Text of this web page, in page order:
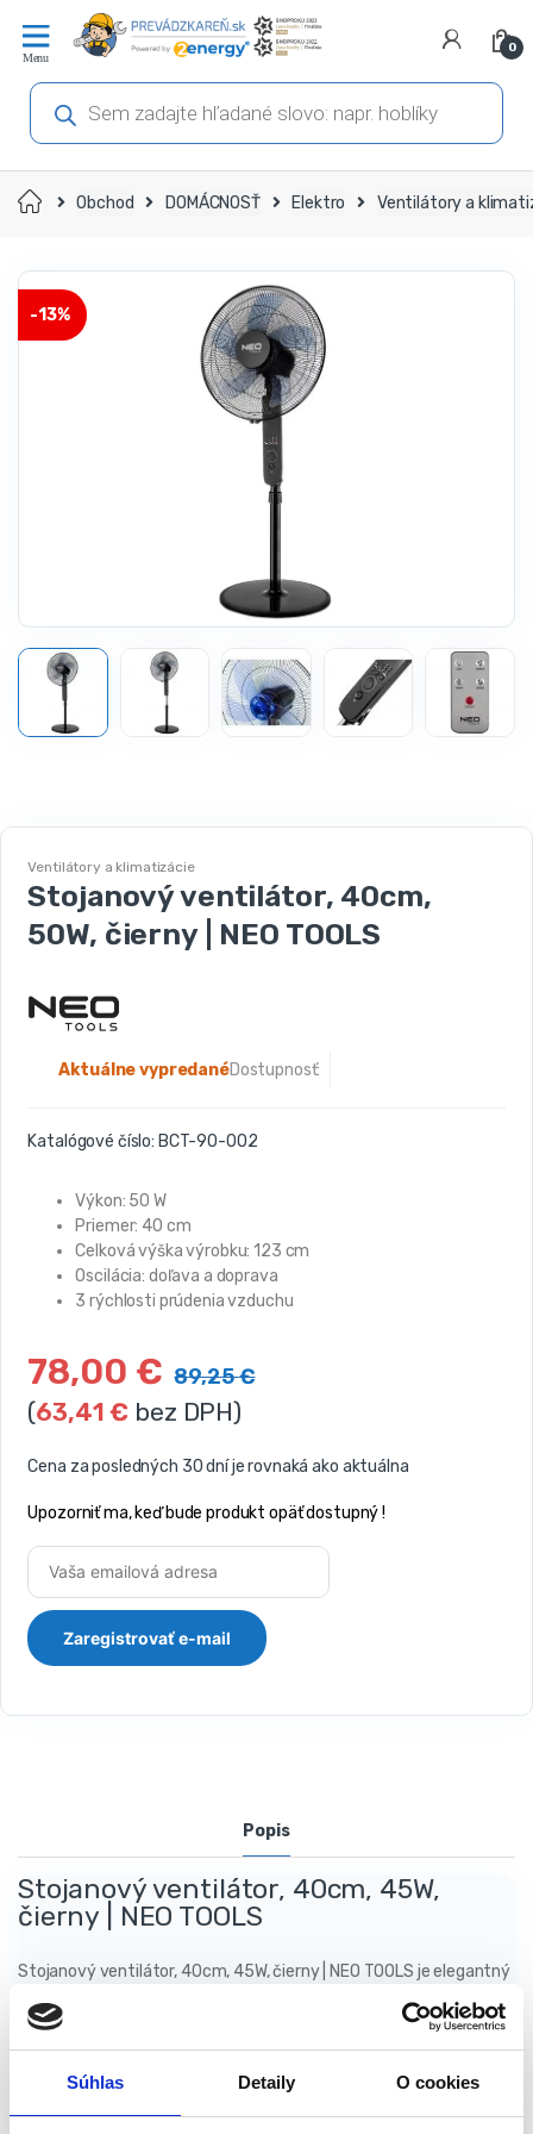
Súhlas Detaily O cookies
navigáciu
obsah
0
Products
search
Domov Obchod DOMÁCNOSŤ Elektro Ventilátory a
-13%
Ventilátory a klimatizácie
Stojanový ventilátor, 40cm,
50W, čierny | NEO TOOLS
Dostupnosť:
Aktuálne vypredané
Katalógové číslo: BCT-90-002
Výkon: 50 W
Priemer: 40 cm
Celková výška výrobku: 123 cm
Oscilácia: doľava a doprava
3 rýchlosti prúdenia vzduchu
78,00 € 89,25€
(63,41€ bez DPH)
Cena za posledných 30 dní je rovnaká ako aktuálna
Upozorniť ma, keď bude produkt opäť dostupný !
Popis
Stojanový ventilátor, 40cm, 45W,
čierny | NEO TOOLS
Stojanový ventilátor, 40cm, 45W, čierny | NEO TOOLS je elegantný
ventilátor na zabezpečenie príjemného chladu a cirkulácie
vzduchu v každej miestnosti. Je určený na domáce alebo
kancelárske použitie. Jednoduchý, ale zároveň pevne vyrobený.
Kvalita potvrdená certifikátmi CE a ROHS. Ventilátor na mnoho